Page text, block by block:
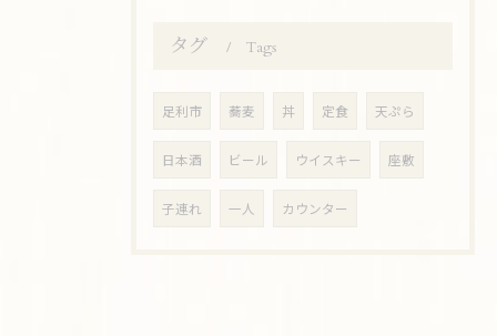
タグ Tags
足利市 蕎麦 丼 定食 天ぷら
日本酒 ビール ウイスキー 座敷
子連れ 一人 カウンター